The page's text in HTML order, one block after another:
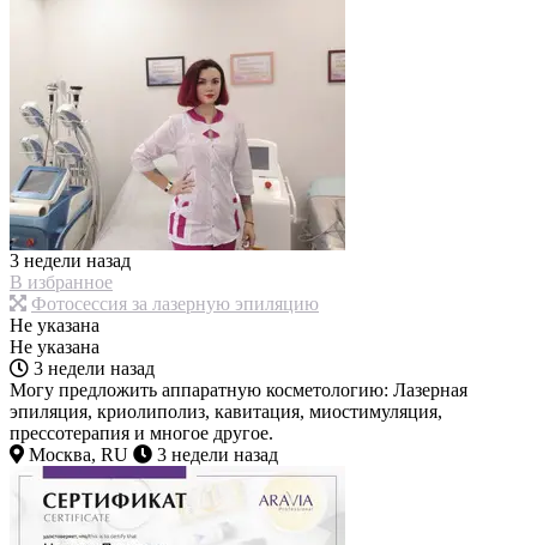
3 недели назад
В избранное
Фотосессия за лазерную эпиляцию
Не указана
Не указана
3 недели назад
Могу предложить аппаратную косметологию: Лазерная
эпиляция, криолиполиз, кавитация, миостимуляция,
прессотерапия и многое другое.
Москва, RU
3 недели назад